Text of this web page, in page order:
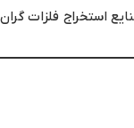
فلزات